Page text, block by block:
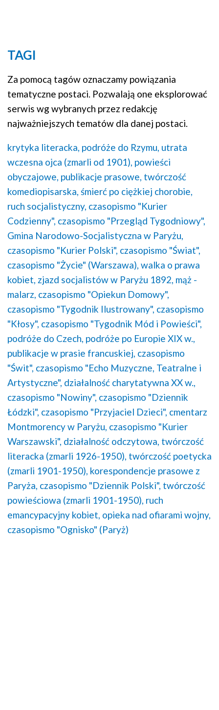
TAGI
Za pomocą tagów oznaczamy powiązania
tematyczne postaci. Pozwalają one eksplorować
serwis wg wybranych przez redakcję
najważniejszych tematów dla danej postaci.
krytyka literacka, podróże do Rzymu, utrata
wczesna ojca (zmarli od 1901), powieści
obyczajowe, publikacje prasowe, twórczość
komediopisarska, śmierć po ciężkiej chorobie,
ruch socjalistyczny, czasopismo "Kurier
Codzienny", czasopismo "Przegląd Tygodniowy",
Gmina Narodowo-Socjalistyczna w Paryżu,
czasopismo "Kurier Polski", czasopismo "Świat",
czasopismo "Życie" (Warszawa), walka o prawa
kobiet, zjazd socjalistów w Paryżu 1892, mąż -
malarz, czasopismo "Opiekun Domowy",
czasopismo "Tygodnik Ilustrowany", czasopismo
"Kłosy", czasopismo "Tygodnik Mód i Powieści",
podróże do Czech, podróże po Europie XIX w.,
publikacje w prasie francuskiej, czasopismo
"Świt", czasopismo "Echo Muzyczne, Teatralne i
Artystyczne", działalność charytatywna XX w.,
czasopismo "Nowiny", czasopismo "Dziennik
Łódzki", czasopismo "Przyjaciel Dzieci", cmentarz
Montmorency w Paryżu, czasopismo "Kurier
Warszawski", działalność odczytowa, twórczość
literacka (zmarli 1926-1950), twórczość poetycka
(zmarli 1901-1950), korespondencje prasowe z
Paryża, czasopismo "Dziennik Polski", twórczość
powieściowa (zmarli 1901-1950), ruch
emancypacyjny kobiet, opieka nad ofiarami wojny,
czasopismo "Ognisko" (Paryż)